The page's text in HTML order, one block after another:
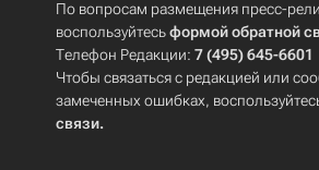
По вопросам размещения пресс-
воспользуйтесьформой обратной
Телефон Редакции:7 (495) 645-6601
Чтобы связаться с редакцией или
замеченных ошибках,
связи.